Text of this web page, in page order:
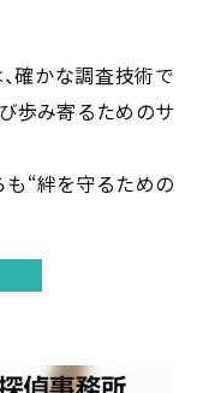
確かな調査技術で
び歩み寄るためのサ
も“絆を守るための